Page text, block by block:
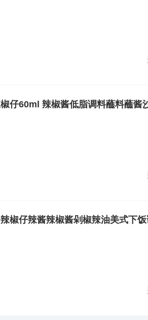
仔60ml 辣椒酱低脂调料蘸料蘸酱
椒仔辣酱辣椒酱剁椒辣油美式下